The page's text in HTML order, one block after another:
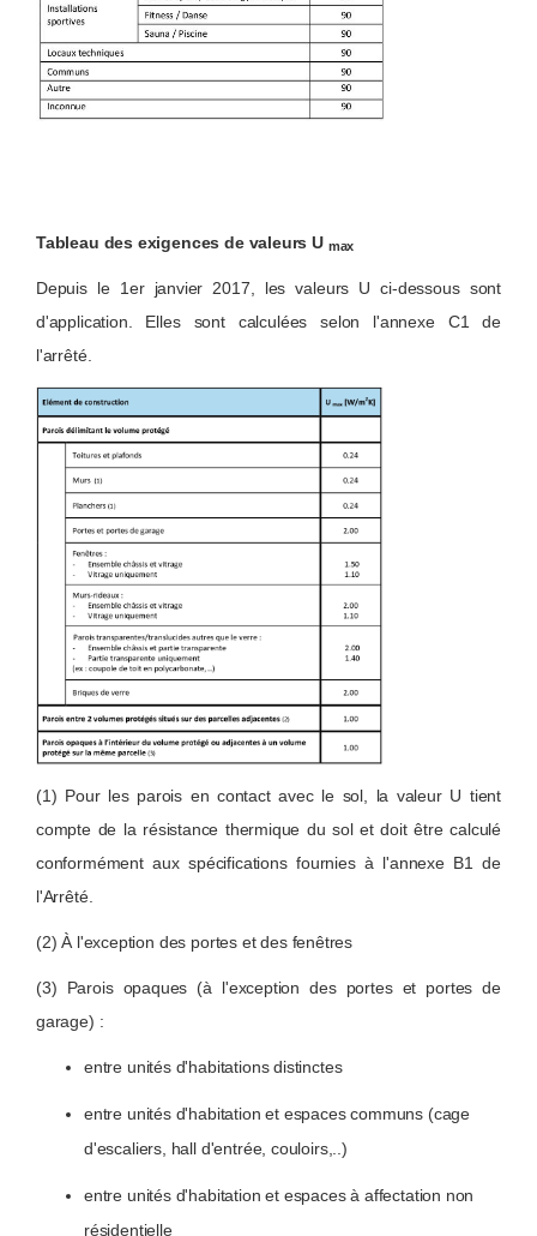
Tableau des exigences de valeurs U max
Depuis le 1er janvier 2017, les valeurs U ci-dessous sont
d'application. Elles sont calculées selon l'annexe C1 de
l'arrêté.
(1) Pour les parois en contact avec le sol, la valeur U tient
compte de la résistance thermique du sol et doit être calculé
conformément aux spécifications fournies à l'annexe B1 de
l'Arrêté.
(2) À l'exception des portes et des fenêtres
(3) Parois opaques (à l'exception des portes et portes de
garage) :
entre unités d'habitations distinctes
entre unités d'habitation et espaces communs (cage
d'escaliers, hall d'entrée, couloirs,..)
entre unités d'habitation et espaces à affectation non
résidentielle